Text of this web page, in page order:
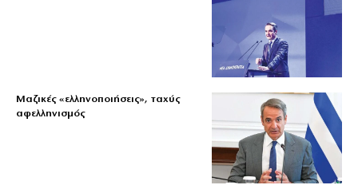
Μαζικές «ελληνοποιήσεις», ταχύς
αφελληνισμός